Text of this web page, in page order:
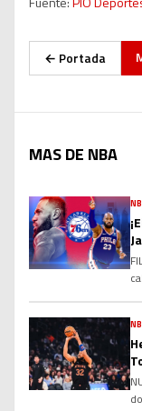
← Portada
MAS DE NBA